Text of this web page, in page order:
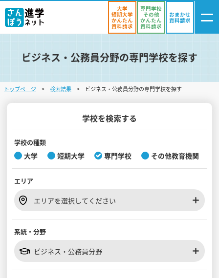
ログイン
・登録
気になる 資料リスト
学校を探す
オープンキャンパスを探す
入試・受験入門
見学会WEB手引書
大学
短期大学
かんたん
資料請求
専門学校
その他
かんたん
資料請求
おまかせ
資料請求
ビジネス・公務員分野の専門学校を探す
トップページ 検索結果 ビジネス・公務員分野の専門学校を探す
学校を検索する
学校の種類
大学 短期大学 専門学校 その他教育機関
エリア
エリアを選択してください
系統・分野
ビジネス・公務員分野